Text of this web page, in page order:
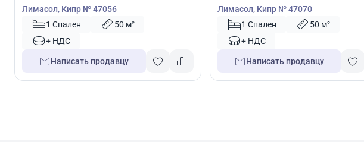
Лимасол, Кипр № 47056
1 Спален
50 м²
+ НДС
Написать продавцу
Лимасол, Кипр № 47070
1 Спален
50 м²
+ НДС
Написать продавцу